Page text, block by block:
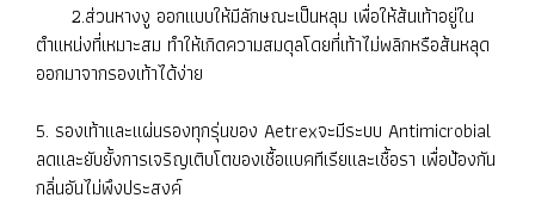
2.ส่วนหางงู ออกแบบให้มีลักษณะเป็นหลุม เพื่อให้ส้นเท้าอยู่ใน
ตำแหน่งที่เหมาะสม ทำให้เกิดความสมดุลโดยที่เท้าไม่พลิกหรือส้นหลุด
ออกมาจากรองเท้าได้ง่าย
5. รองเท้าและแผ่นรองทุกรุ่นของ Aetrexจะมีระบบ Antimicrobial
ลดและยับยั้งการเจริญเติบโตของเชื้อแบคทีเรียและเชื้อรา เพื่อป้องกัน
กลิ่นอันไม่พึงประสงค์